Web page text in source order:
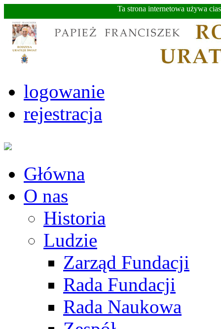
Ta strona internetowa używa
logowanie
rejestracja
Główna
O nas
Historia
Ludzie
Zarząd Fundacji
Rada Fundacji
Rada Naukowa